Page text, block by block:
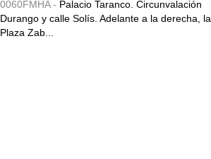
0060FMHA - Palacio Taranco. Circunvalación
Durango y calle Solís. Adelante a la derecha, la
Plaza Zab...